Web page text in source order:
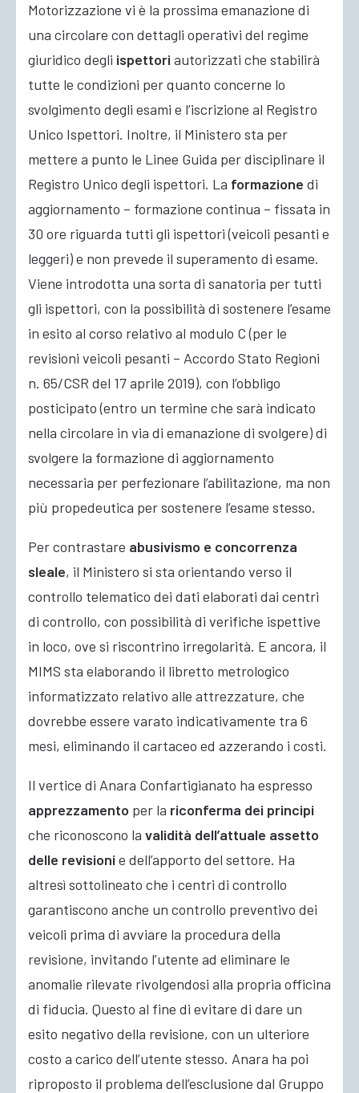
Motorizzazione vi è la prossima emanazione di
una circolare con dettagli operativi del regime
giuridico degli ispettori autorizzati che stabilirà
tutte le condizioni per quanto concerne lo
svolgimento degli esami e l’iscrizione al Registro
Unico Ispettori. Inoltre, il Ministero sta per
mettere a punto le Linee Guida per disciplinare il
Registro Unico degli ispettori. La formazione di
aggiornamento – formazione continua – fissata in
30 ore riguarda tutti gli ispettori (veicoli pesanti e
leggeri) e non prevede il superamento di esame.
Viene introdotta una sorta di sanatoria per tutti
gli ispettori, con la possibilità di sostenere l’esame
in esito al corso relativo al modulo C (per le
revisioni veicoli pesanti – Accordo Stato Regioni
n. 65/CSR del 17 aprile 2019), con l’obbligo
posticipato (entro un termine che sarà indicato
nella circolare in via di emanazione di svolgere) di
svolgere la formazione di aggiornamento
necessaria per perfezionare l’abilitazione, ma non
più propedeutica per sostenere l’esame stesso.
Per contrastare abusivismo e concorrenza
sleale, il Ministero si sta orientando verso il
controllo telematico dei dati elaborati dai centri
di controllo, con possibilità di verifiche ispettive
in loco, ove si riscontrino irregolarità. E ancora, il
MIMS sta elaborando il libretto metrologico
informatizzato relativo alle attrezzature, che
dovrebbe essere varato indicativamente tra 6
mesi, eliminando il cartaceo ed azzerando i costi.
Il vertice di Anara Confartigianato ha espresso
apprezzamento per la riconferma dei principi
che riconoscono la validità dell’attuale assetto
delle revisioni e dell’apporto del settore. Ha
altresì sottolineato che i centri di controllo
garantiscono anche un controllo preventivo dei
veicoli prima di avviare la procedura della
revisione, invitando l’utente ad eliminare le
anomalie rilevate rivolgendosi alla propria officina
di fiducia. Questo al fine di evitare di dare un
esito negativo della revisione, con un ulteriore
costo a carico dell’utente stesso. Anara ha poi
riproposto il problema dell’esclusione dal Gruppo